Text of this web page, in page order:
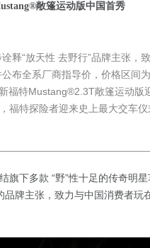
敞篷运动版中国首秀
释“放天性 去野行”品牌主张，
布全系厂商指导价，价格区间
福特Mustang®2.3T敞篷运动版
福特探险者迎来史上最大交车
旗下多款 “野”性十足的传奇明
牌主张，致力与中国消费者玩